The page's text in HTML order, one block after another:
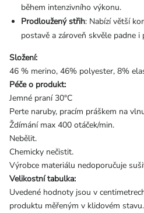
během intenzivního výkonu.
Prodloužený střih: Nabízí větší
postavě a zároveň skvěle padne
Složení:
46 % merino, 46% polyester, 8%
Péče o produkt:
Jemné praní 30°C
Perte naruby, pracím práškem na
Ždímání max 400 otáček/min.
Nebělit.
Chemicky nečistit.
Výrobce materiálu nedoporučuje
Velikostní tabulka:
Uvedené hodnoty jsou v
produktu měřeným v klidovém stavu.